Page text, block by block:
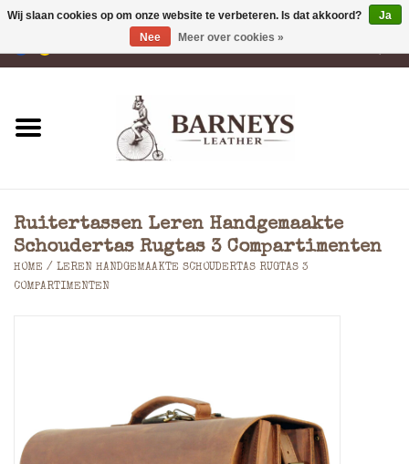
Portemonnees
Rugzakken
Schoudertassen
Merken
Ruitertassen Leren Handgemaakte
Schoudertas Rugtas 3 Compartimenten
HOME / LEREN HANDGEMAAKTE SCHOUDERTAS RUGTAS 3
COMPARTIMENTEN
Wij slaan cookies op om onze website te verbeteren. Is dat akkoord?
Ja
Nee
Meer over cookies »